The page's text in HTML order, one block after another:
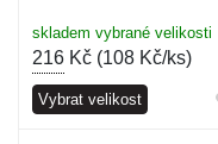
skladem vybrané velikosti
216 Kč (108 Kč/ks)
Vybrat velikost